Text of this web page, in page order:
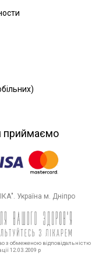
приймаємо
Україна м. Дніпро
з обмеженою відповідальністю
12.03.2009 р